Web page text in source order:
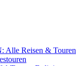
Alle Reisen & Touren